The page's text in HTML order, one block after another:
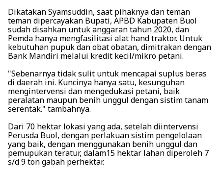
Dikatakan Syamsuddin, saat pihaknya dan teman
teman dipercayakan Bupati, APBD Kabupaten Buol
sudah disahkan untuk anggaran tahun 2020, dan
Pemda hanya mengfasilitasi alat hand traktor. Untuk
kebutuhan pupuk dan obat obatan, dimitrakan dengan
Bank Mandiri melalui kredit kecil/mikro petani.
"Sebenarnya tidak sulit untuk mencapai suplus beras
di daerah ini. Kuncinya hanya satu, kesunguhan
mengintervensi dan mengedukasi petani, baik
peralatan maupun benih unggul dengan sistim tanam
serentak." tambahnya.
Dari 70 hektar lokasi yang ada, setelah diintervensi
Perusda Buol, dengan perlakuan sistim pengelolaan
yang baik, dengan menggunakan benih unggul dan
pemupukan teratur, dalam15 hektar lahan diperoleh 7
s/d 9 ton gabah perhektar.